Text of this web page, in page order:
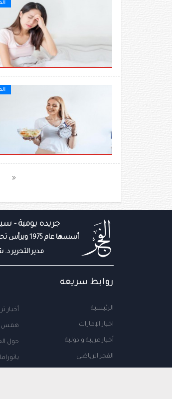
جريده يومية -
أسسها عام 1975 ويرأس تحريرها عبيد حميد المزروعي
مدير التحرير
روابط سريعه
الرئيسية
اخبار الإمارات
أخبار عربية و دولية
الفجر الرياضى
أخبار
همس
حول
بانوراما